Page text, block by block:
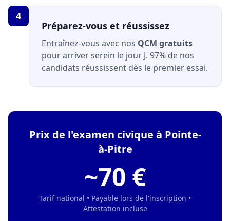
4
Préparez-vous et réussissez
Entraînez-vous avec nos QCM gratuits
pour arriver serein le jour J. 97% de nos
candidats réussissent dès le premier essai.
Prix de l'examen civique à Pointe-
à-Pitre
~70 €
Tarif national • Payable lors de l'inscription •
Attestation incluse